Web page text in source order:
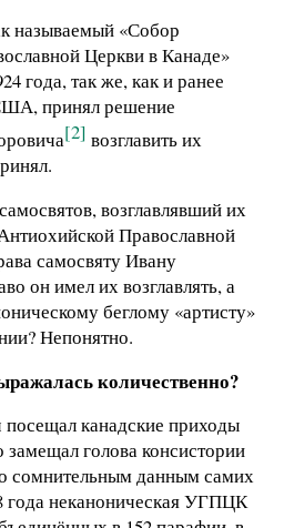
называемый «Собор
Церкви в Канаде»
года, так же, как и ранее
принял решение
[2] возглавить их
возглавлявший их
Православной
самосвяту Ивану
он имел их возглавлять, а
беглому «артисту»
Непонятно.
количественно?
канадские приходы
замещал голова консистории
сомнительным данным самих
года неканоническая УГПЦК